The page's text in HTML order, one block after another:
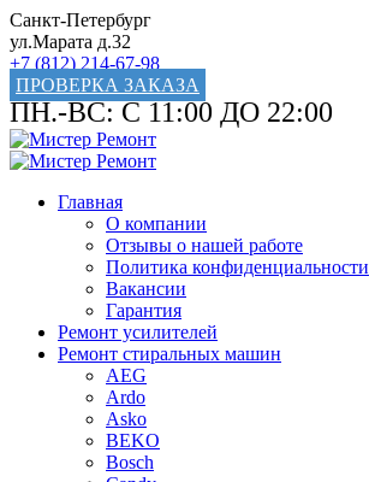
Санкт-Петербург
ул.Марата д.32
+7 (812) 214-67-98
ПРОВЕРКА ЗАКАЗА
ПН.-ВС: С 11:00 ДО 22:00
Главная
О компании
Отзывы о нашей работе
Политика конфиденциальности
Вакансии
Гарантия
Ремонт усилителей
Ремонт стиральных машин
AEG
Ardo
Asko
BEKO
Bosch